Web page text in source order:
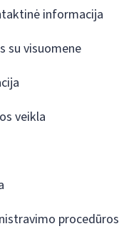
informacija
su visuomene
veikla
procedūros